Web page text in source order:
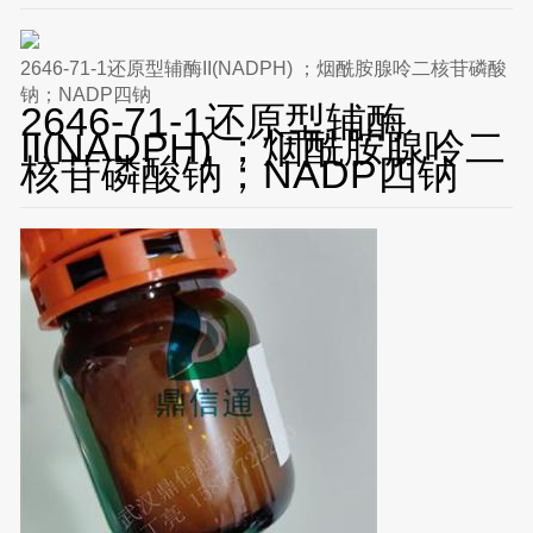
2646-71-1还原型辅酶II(NADPH) ；烟酰胺腺呤二核苷磷酸
钠；NADP四钠
2646-71-1还原型辅酶
II(NADPH) ；烟酰胺腺呤二
核苷磷酸钠；NADP四钠